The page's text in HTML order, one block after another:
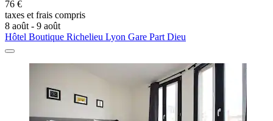
76 €
taxes et frais compris
8 août - 9 août
Hôtel Boutique Richelieu Lyon Gare Part Dieu